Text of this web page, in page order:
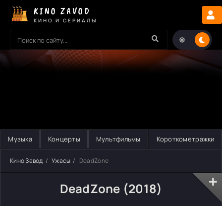
KINO ZAVOD
КИНО И СЕРИАЛЫ
Музыка Концерты Мультфильмы Короткометражки
Кино Завод Ужасы DeadZone
DeadZone (2018)